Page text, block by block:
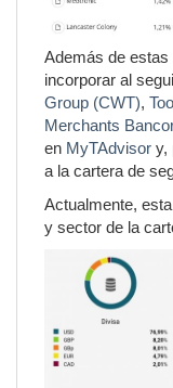
Además de estas
incorporar al
Group (CWT),
Merchants
en MyTAdvisor y,
a la cartera de
Actualmente,
y sector de la